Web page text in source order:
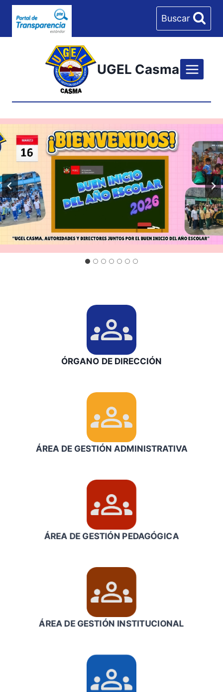
Skip
Buscar
UGEL Casma
ÓRGANO DE DIRECCIÓN
ÁREA DE GESTIÓN ADMINISTRATIVA
ÁREA DE GESTIÓN PEDAGÓGICA
ÁREA DE GESTIÓN INSTITUCIONAL